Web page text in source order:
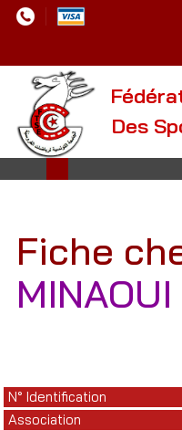
Des
Fiche
MINAOUI
N° Identification
Association